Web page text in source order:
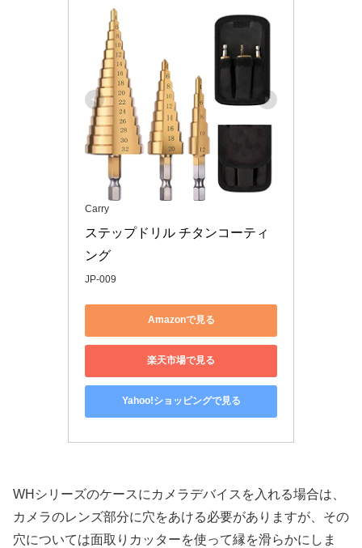
Carry
ステップドリル チタンコーティ
ング
JP-009
Amazonで見る
楽天市場で見る
Yahoo!ショッピングで見る
WHシリーズのケースにカメラデバイスを入れる場合は、
カメラのレンズ部分に穴をあける必要がありますが、その
穴については面取りカッターを使って縁を滑らかにしま